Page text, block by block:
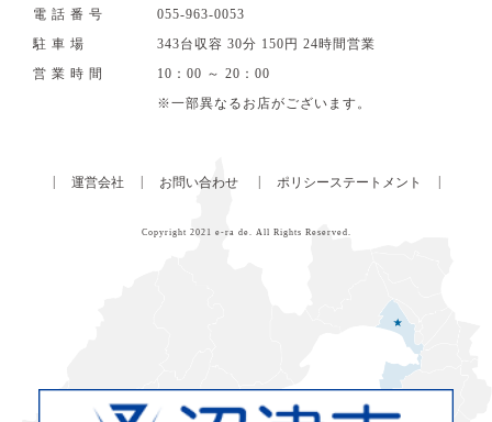
電話番号
055‐963‐0053
駐車場
343台収容 30分 150円 24時間営業
営業時間
10：00 ～ 20：00
※一部異なるお店がございます。
運営会社 お問い合わせ ポリシーステートメント
Copyright 2021 e-ra de. All Rights Reserved.